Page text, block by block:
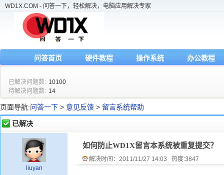
WD1X.COM - 问答一下，轻松解决，电脑应用解决专家
问答首页 硬件教程 操作系统 办公教程
已解决问题数: 10100
待解决问题数: 14
页面导航:问答一下 > 意见反馈 > 留言系统帮助
已解决
liuyan
如何防止WD1X留言本系统被重复提交？
解决时间：2011/11/27 14:03 热度:3847